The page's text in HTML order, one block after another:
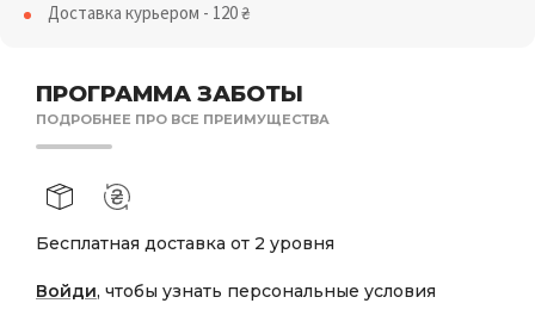
ПРОГРАММА ЗАБОТЫ
ПОДРОБНЕЕ ПРО ВСЕ ПРЕИМУЩЕСТВА
Бесплатная доставка от 2 уровня
Войди, чтобы узнать персональные условия
Доставка курьером - 120₴